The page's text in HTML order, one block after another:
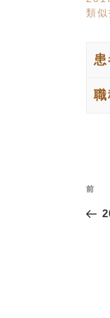
類似
患
職
投
稿
過
去
前